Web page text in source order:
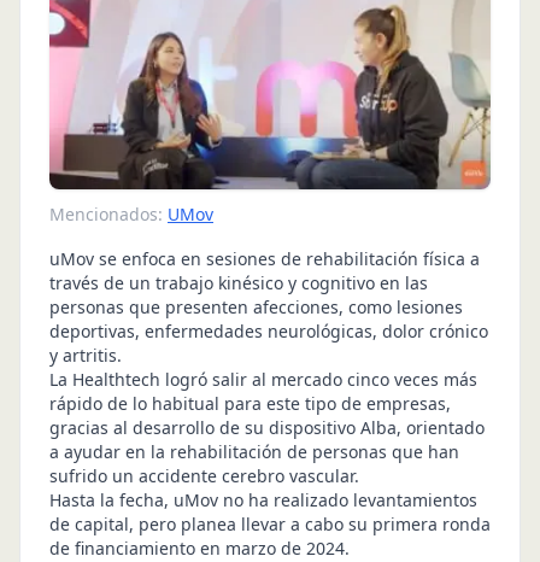
Mencionados: UMov
uMov se enfoca en sesiones de rehabilitación física a
través de un trabajo kinésico y cognitivo en las
personas que presenten afecciones, como lesiones
deportivas, enfermedades neurológicas, dolor crónico
y artritis.
La Healthtech logró salir al mercado cinco veces más
rápido de lo habitual para este tipo de empresas,
gracias al desarrollo de su dispositivo Alba, orientado
a ayudar en la rehabilitación de personas que han
sufrido un accidente cerebro vascular.
Hasta la fecha, uMov no ha realizado levantamientos
de capital, pero planea llevar a cabo su primera ronda
de financiamiento en marzo de 2024.